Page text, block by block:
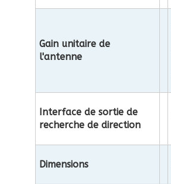
Gain unitaire de
l'antenne
Interface de sortie de
recherche de direction
Dimensions